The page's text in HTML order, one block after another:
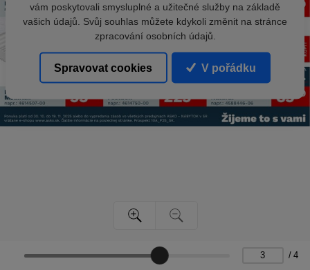
/ 4
vám poskytovali smysluplné a užitečné služby na základě
vašich údajů. Svůj souhlas můžete kdykoli změnit na stránce
zpracování osobních údajů.
Spravovat cookies V pořádku